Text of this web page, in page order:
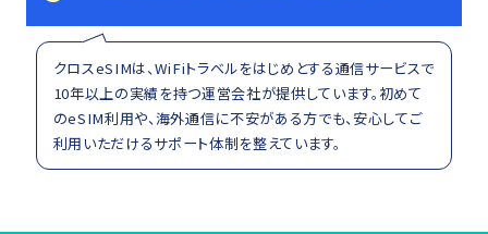
クロスeSIMは、WiFiトラベルをはじめとする通信サービスで
10年以上の実績を持つ運営会社が提供しています。初めて
のeSIM利用や、海外通信に不安がある方でも、安心してご
利用いただけるサポート体制を整えています。